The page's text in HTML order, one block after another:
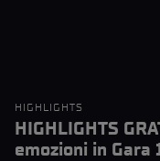
HIGHLIGHTS
HIGHLIGHTS
emozioni in Gara